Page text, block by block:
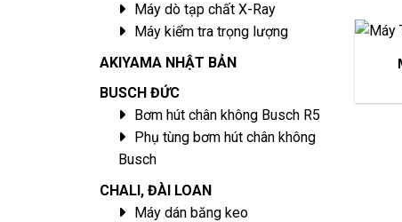
Máy dò tạp chất X-Ray
Máy kiểm tra trọng lượng
AKIYAMA NHẬT BẢN
BUSCH ĐỨC
Bơm hút chân không Busch R5
Phụ tùng bơm hút chân không
Busch
CHALI, ĐÀI LOAN
Máy dán băng keo